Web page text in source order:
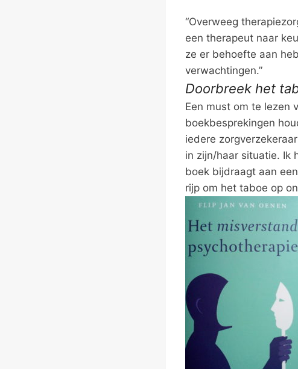
“Overweeg
een therapeut naar
ze er behoefte aan
verwachtingen.”
Doorbreek het
Een must om te lezen
boekbesprekingen
iedere
in zijn/haar situatie. Ik
boek bijdraagt aan
rijp om het taboe op